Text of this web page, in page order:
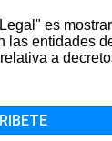
es
las entidades
a